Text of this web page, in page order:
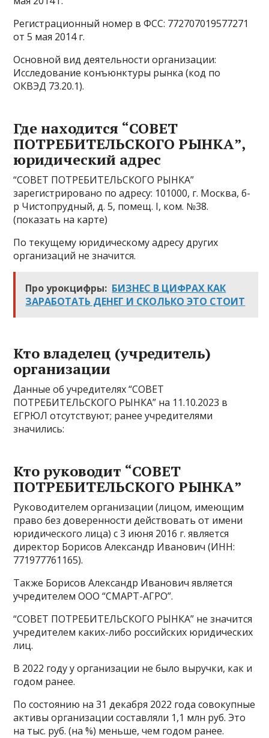
Регистрационный номер в ФСС: 772707019577271
от 5 мая 2014 г.
Основной вид деятельности организации:
Исследование конъюнктуры рынка (код по
ОКВЭД 73.20.1).
Где находится “СОВЕТ
ПОТРЕБИТЕЛЬСКОГО РЫНКА”,
юридический адрес
“СОВЕТ ПОТРЕБИТЕЛЬСКОГО РЫНКА”
зарегистрировано по адресу: 101000, г. Москва, б-
р Чистопрудный, д. 5, помещ. I, ком. №38.
(показать на карте)
По текущему юридическому адресу других
организаций не значится.
Про урокцифры: БИЗНЕС В ЦИФРАХ КАК
ЗАРАБОТАТЬ ДЕНЕГ И СКОЛЬКО ЭТО СТОИТ
Кто владелец (учредитель)
организации
Данные об учредителях “СОВЕТ
ПОТРЕБИТЕЛЬСКОГО РЫНКА” на 11.10.2023 в
ЕГРЮЛ отсутствуют; ранее учредителями
значились:
Кто руководит “СОВЕТ
ПОТРЕБИТЕЛЬСКОГО РЫНКА”
Руководителем организации (лицом, имеющим
право без доверенности действовать от имени
юридического лица) с 3 июня 2016 г. является
директор Борисов Александр Иванович (ИНН:
771977761165).
Также Борисов Александр Иванович является
учредителем ООО “СМАРТ-АГРО”.
“СОВЕТ ПОТРЕБИТЕЛЬСКОГО РЫНКА” не значится
учредителем каких-либо российских юридических
лиц.
В 2022 году у организации не было выручки, как и
годом ранее.
По состоянию на 31 декабря 2022 года совокупные
активы организации составляли 1,1 млн руб. Это
на тыс. руб. (на %) меньше, чем годом ранее.